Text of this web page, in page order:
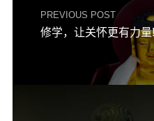
PREVIOUS POST
修学，让关怀更有力量!